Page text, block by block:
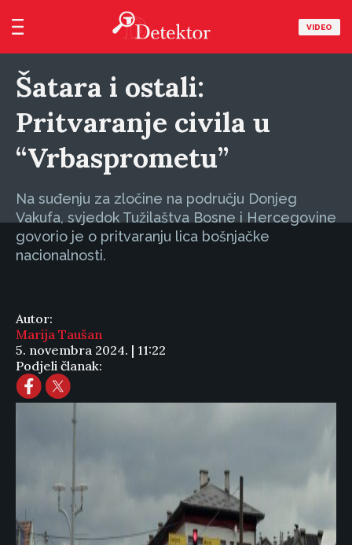
VIDEO
Šatara i ostali:
Pritvaranje civila u
“Vrbasprometu”
Na suđenju za zločine na području Donjeg
Vakufa, svjedok Tužilaštva Bosne i Hercegovine
govorio je o pritvaranju lica bošnjačke
nacionalnosti.
Autor:
Marija Taušan
5. novembra 2024. | 11:22
Podjeli članak: